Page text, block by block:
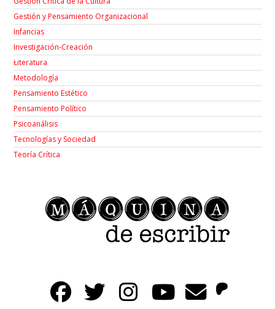
Gestión y Pensamiento Organizacional
Infancias
Investigación-Creación
Łiteratura
Metodología
Pensamiento Estético
Pensamiento Político
Psicoanálisis
Tecnologías y Sociedad
Teoría Crítica